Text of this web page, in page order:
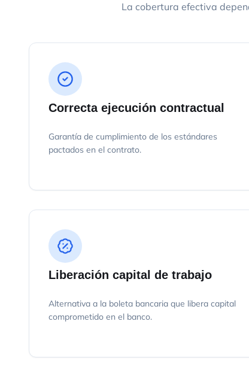
La cobertura efectiva
Correcta ejecución contractual
Garantía de cumplimiento de los estándares
pactados en el contrato.
Liberación capital de trabajo
Alternativa a la boleta bancaria que libera capital
comprometido en el banco.